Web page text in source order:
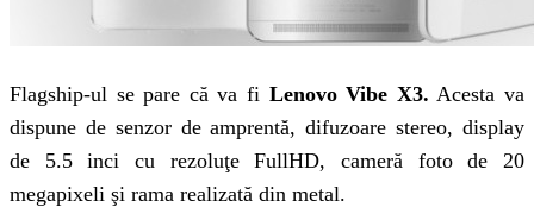
Flagship-ul se pare că va fi Lenovo Vibe X3. Acesta va
dispune de senzor de amprentă, difuzoare stereo, display
de 5.5 inci cu rezoluţe FullHD, cameră foto de 20
megapixeli şi rama realizată din metal.